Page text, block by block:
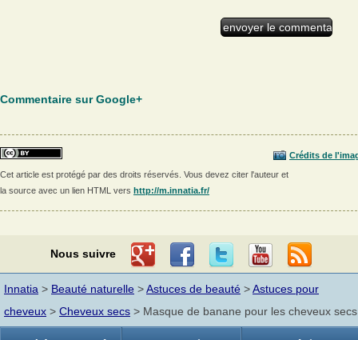
Commentaire sur Google+
Crédits de
Cet article est protégé par des droits réservés. Vous devez citer l'auteur et
la source avec un lien HTML vers http://m.innatia.fr/
Nous suivre
Innatia > Beauté naturelle >Astuces de beauté >Astuces pour
cheveux > Cheveux secs > Masque de banane pour les cheveux secs